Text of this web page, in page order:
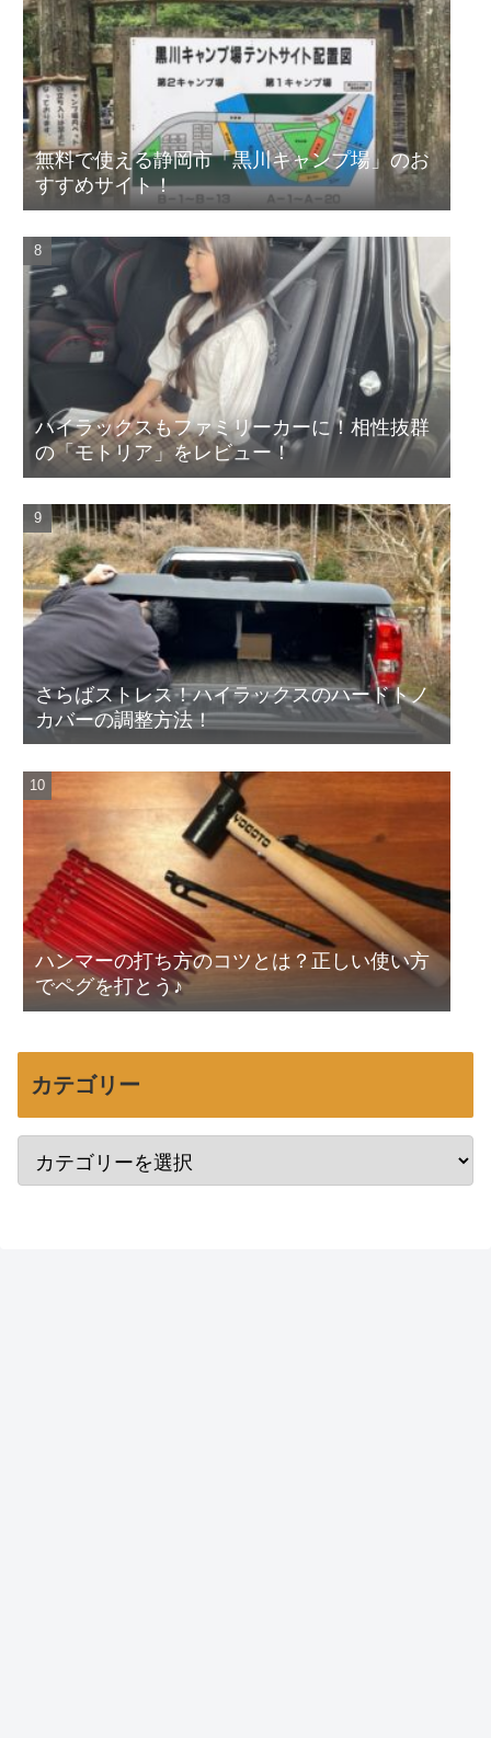
無料で使える静岡市「黒川キャンプ場」のお
すすめサイト！
ハイラックスもファミリーカーに！相性抜群
の「モトリア」をレビュー！
さらばストレス！ハイラックスのハードトノ
カバーの調整方法！
ハンマーの打ち方のコツとは？正しい使い方
でペグを打とう♪
カテゴリー